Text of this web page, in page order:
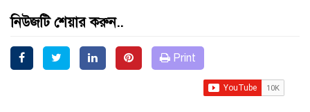
নিউজটি শেয়ার করুন..
Print